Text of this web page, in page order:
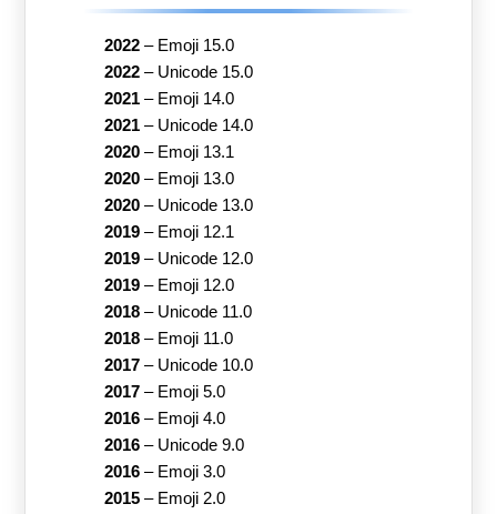
2022– Emoji 15.0
2022– Unicode 15.0
2021– Emoji 14.0
2021– Unicode 14.0
2020– Emoji 13.1
2020– Emoji 13.0
2020– Unicode 13.0
2019– Emoji 12.1
2019– Unicode 12.0
2019– Emoji 12.0
2018– Unicode 11.0
2018– Emoji 11.0
2017– Unicode 10.0
2017– Emoji 5.0
2016– Emoji 4.0
2016– Unicode 9.0
2016– Emoji 3.0
2015– Emoji 2.0